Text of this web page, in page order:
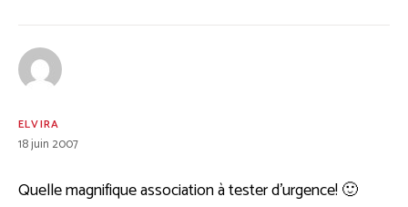
ELVIRA
18 juin 2007
Quelle magnifique association à tester d’urgence! 🙂